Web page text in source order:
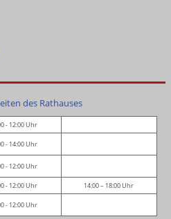
des Rathauses
- 12:00 Uhr
- 14:00 Uhr
- 12:00 Uhr
- 12:00 Uhr 14:00 – 18:00 Uhr
- 12:00 Uhr